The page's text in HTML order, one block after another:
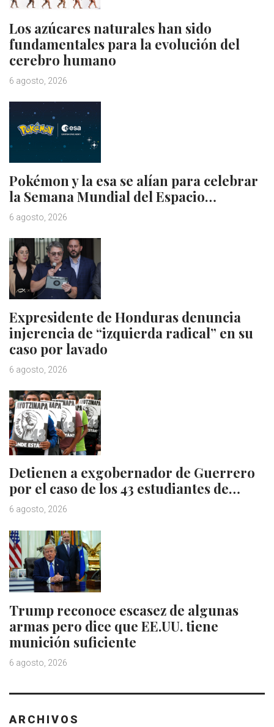
Los azúcares naturales han sido
fundamentales para la evolución del
cerebro humano
6 agosto, 2026
Pokémon y la esa se alían para celebrar
la Semana Mundial del Espacio…
6 agosto, 2026
Expresidente de Honduras denuncia
injerencia de “izquierda radical” en su
caso por lavado
6 agosto, 2026
Detienen a exgobernador de Guerrero
por el caso de los 43 estudiantes de…
6 agosto, 2026
Trump reconoce escasez de algunas
armas pero dice que EE.UU. tiene
munición suficiente
6 agosto, 2026
ARCHIVOS